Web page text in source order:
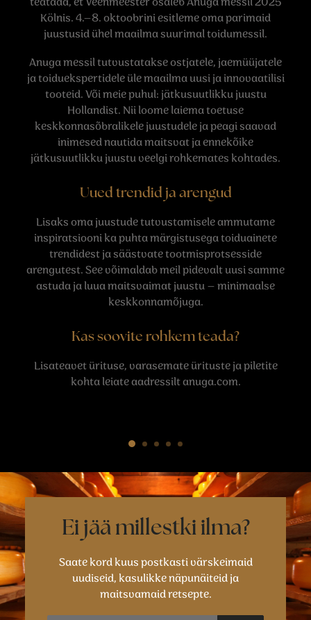
Kölnis. 4.–8. oktoobrini esitleme oma parimaid
juustusid ühel maailma suurimal toidumessil.
Anuga messil tutvustatakse ostjatele, jaemüüjatele
ja toiduekspertidele üle maailma uusi ja innovaatilisi
tooteid. Või meie puhul: jätkusuutlikku juustu
Hollandist. Nii loome laiema toetuse
keskkonnasõbralikele juustudele ja peagi saavad
inimesed nautida maitsvat ja ennekõike
jätkusuutlikku juustu veelgi rohkemates kohtades.
Uued trendid ja arengud
Lisaks oma juustude tutvustamisele ammutame
inspiratsiooni ka puhta märgistusega toiduainete
trendidest ja säästvate tootmisprotsesside
arengutest. See võimaldab meil pidevalt uusi samme
astuda ja luua maitsvaimat juustu – minimaalse
keskkonnamõjuga.
Kas soovite rohkem teada?
Lisateavet ürituse, varasemate ürituste ja piletite
kohta leiate aadressilt anuga.com.
Ei jää millestki ilma?
Saate kord kuus postkasti värskeimaid
uudiseid, kasulikke näpunäiteid ja
maitsvamaid retsepte.